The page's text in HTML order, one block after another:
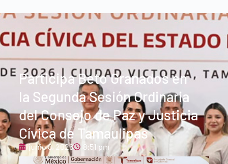
Participa Beto Granados en
la Segunda Sesión Ordinaria
del Consejo de Paz y Justicia
Cívica de Tamaulipas
junio 8, 2026 8:51 pm